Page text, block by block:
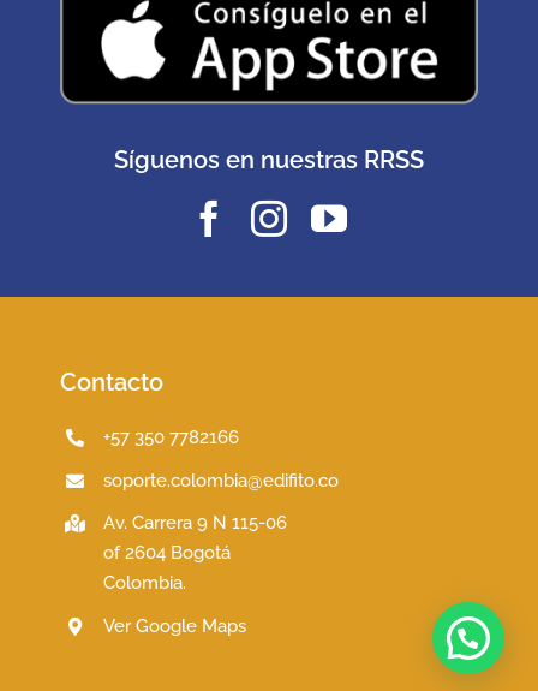
Síguenos en nuestras RRSS
Contacto
+57 350 7782166
soporte.colombia@edifito.co
Av. Carrera 9 N 115-06
of 2604 Bogotá
Colombia.
Ver Google Maps